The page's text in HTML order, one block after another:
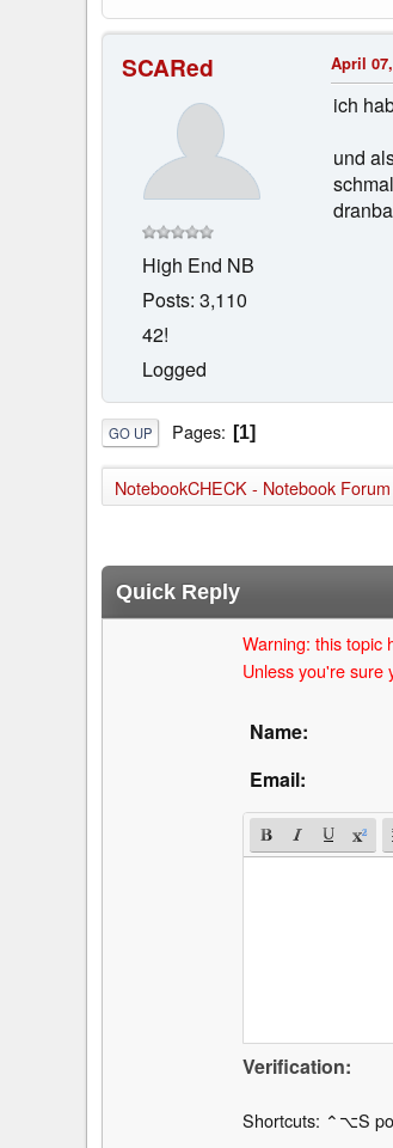
SCARed
High End NB
Posts: 3,110
42!
Logged
April
ich
und
GO UP Pages 1
NotebookCHECK - Notebook Forum
Quick Reply
Warning: this topic
Unless you're sure
Name:
Email:
Verification:
Shortcuts: ⌃⌥S